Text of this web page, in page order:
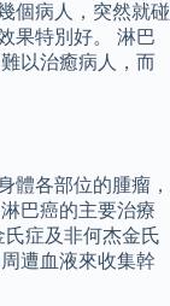
個病人，突然就碰
果特別好。 淋巴
以治癒病人，而
體各部位的腫瘤，
巴癌的主要治療
症及非何杰金氏
遭血液來收集幹